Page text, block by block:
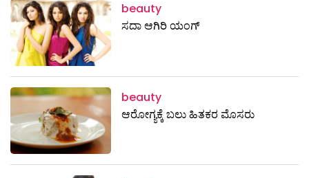
beauty
ಸದಾ ಆಗಿರಿ ಯಂಗ್
beauty
ಆರೋಗ್ಯಕ್ಕೆ ಬಲು ಹಿತಕರ ಮೊಸರು